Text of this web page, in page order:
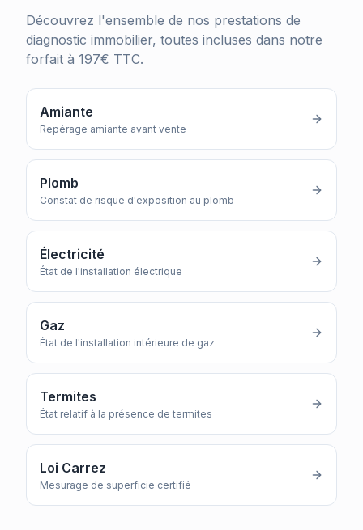
Découvrez l'ensemble de nos prestations de
diagnostic immobilier, toutes incluses dans notre
forfait à 197€ TTC.
Amiante
Repérage amiante avant vente
Plomb
Constat de risque d'exposition au plomb
Électricité
État de l'installation électrique
Gaz
État de l'installation intérieure de gaz
Termites
État relatif à la présence de termites
Loi Carrez
Mesurage de superficie certifié